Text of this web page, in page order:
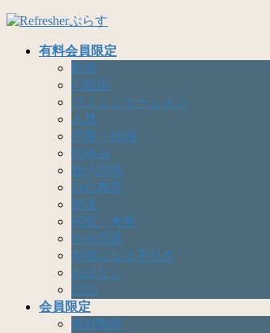
コ
ナ
有料会員限定
動画
心眼術
コミュニケーション
人格
恋愛・結婚
仕組み
親子関係
自己教育
発達
研究・考察
社会問題
幸福になる手引き
おはなし
日記
会員限定
無料動画